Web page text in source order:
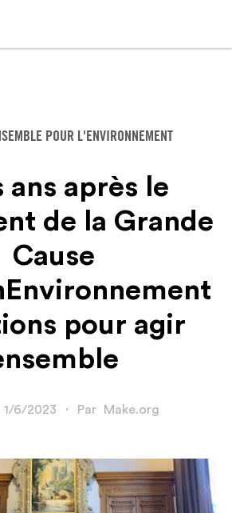
POUR L'ENVIRONNEMENT
ans après le
de la Grande
Cause
pour agir
1/6/2023 ・ Par Make.org